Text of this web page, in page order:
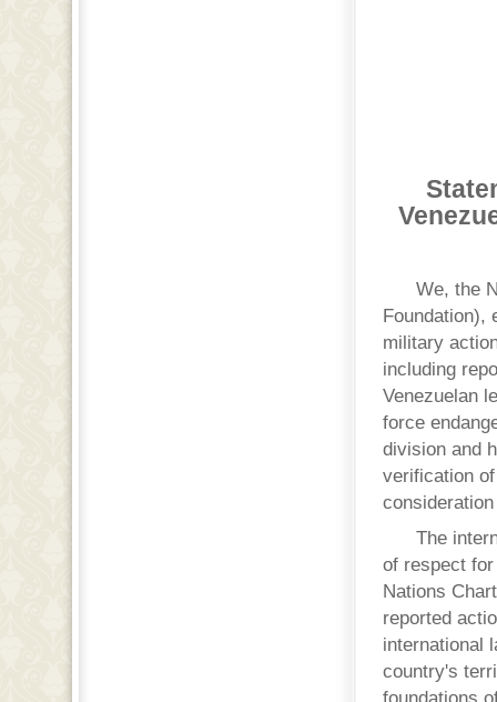
We, the
Foundation),
military
including
Venezuelan
force
division and
verification
The
of respect
Nations
reported
international
country's
foundations